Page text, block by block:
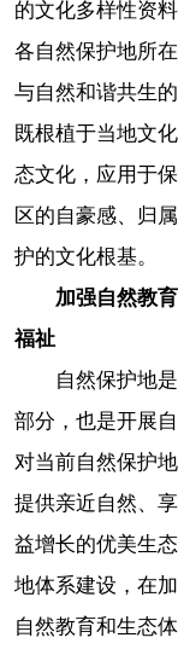
的文化多样性资
各自然保护地所
与自然和谐共生
既根植于当地文
态文化，应用于
区的自豪感、归
护的文化根基。
加强自然教
福祉
自然保护地
部分，也是开展
对当前自然保护
提供亲近自然、
益增长的优美生
地体系建设，在
自然教育和生态